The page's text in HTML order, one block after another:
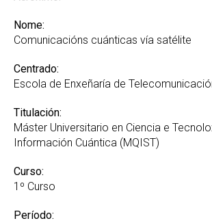
Nome:
Comunicacións cuánticas vía satélite
Centrado:
Escola de Enxeñaría de
Titulación:
Máster Universitario en Ciencia e
Información Cuántica (MQIST)
Curso:
1º Curso
Período: